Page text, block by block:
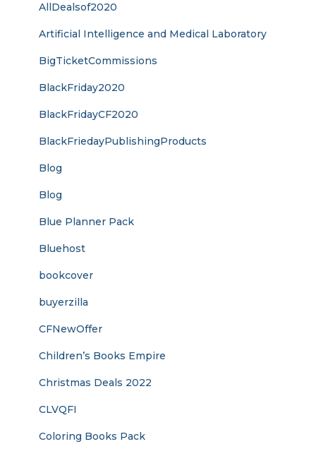
AllDealsof2020
Artificial Intelligence and Medical Laboratory
BigTicketCommissions
BlackFriday2020
BlackFridayCF2020
BlackFriedayPublishingProducts
Blog
Blog
Blue Planner Pack
Bluehost
bookcover
buyerzilla
CFNewOffer
Children’s Books Empire
Christmas Deals 2022
CLVQFI
Coloring Books Pack